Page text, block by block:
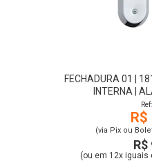
FECHADURA 01 |
INTERNA |
R$
(via Pix ou
R$
(ou em 12x iguais